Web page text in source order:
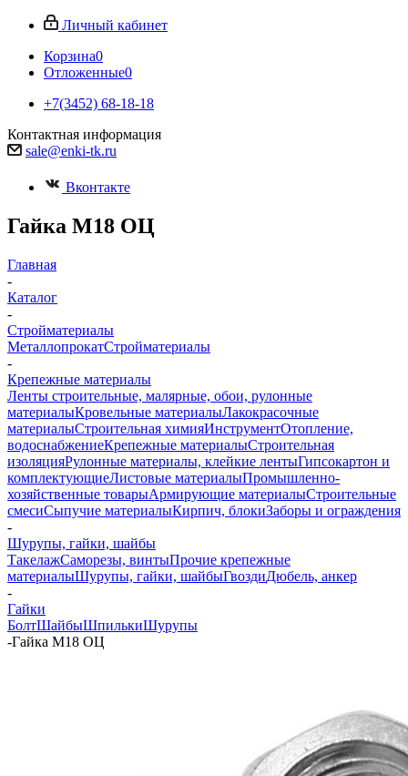
Личный кабинет
Корзина0
Отложенные0
+7(3452) 68-18-18
Контактная информация
sale@enki-tk.ru
Вконтакте
Гайка М18 ОЦ
Главная
-
Каталог
-
Стройматериалы
МеталлопрокатСтройматериалы
-
Крепежные материалы
Ленты строительные, малярные, обои, рулонные
материалыКровельные материалыЛакокрасочные
материалыСтроительная химияИнструментОтопление,
водоснабжениеКрепежные материалыСтроительная
изоляцияРулонные материалы, клейкие лентыГипсокартон и
комплектующиеЛистовые материалыПромышленно-
хозяйственные товарыАрмирующие материалыСтроительные
смесиСыпучие материалыКирпич, блокиЗаборы и ограждения
-
Шурупы, гайки, шайбы
ТакелажСаморезы, винтыПрочие крепежные
материалыШурупы, гайки, шайбыГвоздиДюбель, анкер
-
Гайки
БолтШайбыШпилькиШурупы
-Гайка М18 ОЦ